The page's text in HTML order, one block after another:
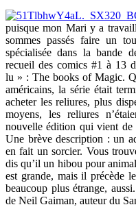
puisque mon Mari y a
sommes passés faire un
spécialisée dans la bande
recueil des comics #1 à 13
lu » : The books of Magic.
américains, la série était
acheter les reliures, plus
moyens, les reliures
nouvelle édition qui vient de
Une brève description : un
en fait un sorcier. Vous
dis qu’il un hibou pour
est grande, mais il précède
beaucoup plus étrange,
de Neil Gaiman, auteur du